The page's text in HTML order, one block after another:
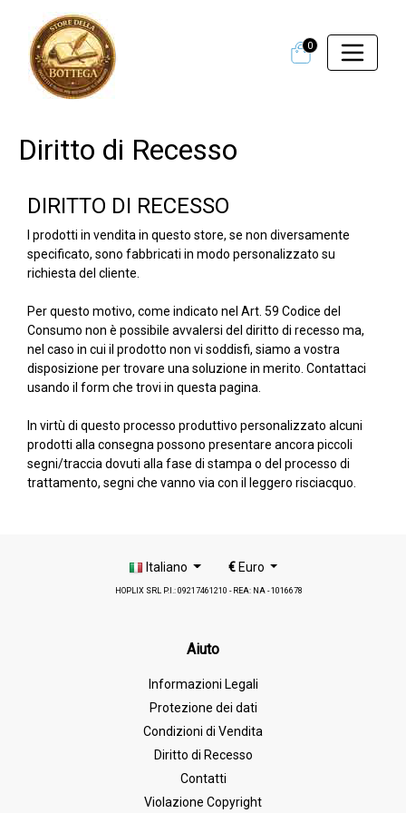
0
Diritto di Recesso
DIRITTO DI RECESSO
I prodotti in vendita in questo store, se non diversamente
specificato, sono fabbricati in modo personalizzato su
richiesta del cliente.
Per questo motivo, come indicato nel Art. 59 Codice del
Consumo non è possibile avvalersi del diritto di recesso ma,
nel caso in cui il prodotto non vi soddisfi, siamo a vostra
disposizione per trovare una soluzione in merito. Contattaci
usando il form che trovi in questa pagina
In virtù di questo processo produttivo personalizzato alcuni
prodotti alla consegna possono presentare ancora piccoli
segni/traccia dovuti alla fase di stampa o del processo di
trattamento, segni che vanno via con il leggero risciacquo.
Italiano €Euro
HOPLIX SRL P.I.: 09217461210 - REA: NA - 1016678
Aiuto
Informazioni Legali
Protezione dei dati
Condizioni di Vendita
Diritto di Recesso
Contatti
Violazione Copyright